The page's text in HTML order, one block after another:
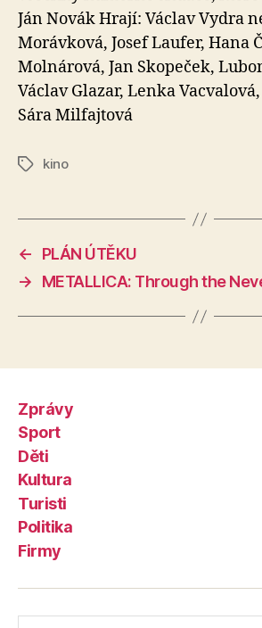
Ján Novák Hrají: Václav Vydra
Morávková, Josef Laufer, Hana
Molnárová, Jan Skopeček,
Václav Glazar, Lenka
Sára Milfajtová
Štítkykino
←
PLÁN ÚTĚKU
→
METALLICA: Through the
Zprávy
Sport
Děti
Kultura
Turisti
Politika
Firmy